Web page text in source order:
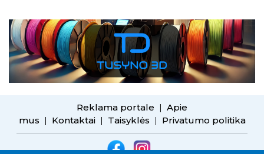
Reklama portale | Apie
mus | Kontaktai| Taisyklės | Privatumo politika